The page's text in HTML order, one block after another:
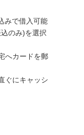
みで借入可能
のみ)を選択
へカードを郵
ぐにキャッシ